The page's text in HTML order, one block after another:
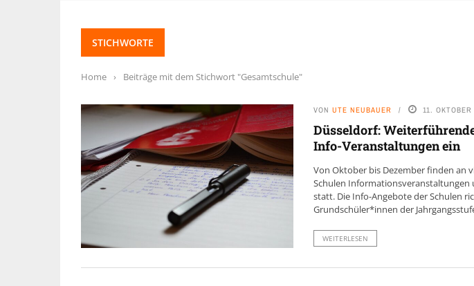
STICHWORTE
Home › Beiträge mit dem Stichwort "Gesamtschule"
VON UTE NEUBAUER 11. OKTOBER
Düsseldorf:
Info-Veranstaltungen ein
Von Oktober bis Dezember finden an
Schulen Informationsveranstaltungen
statt. Die Info-Angebote der Schulen
Grundschüler*innen der
WEITERLESEN